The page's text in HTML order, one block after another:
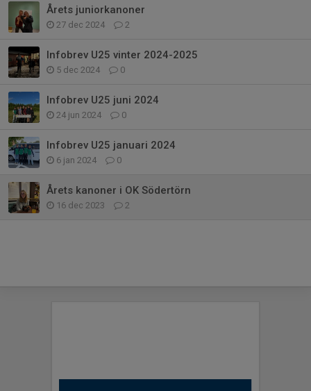
Årets juniorkanoner
27 dec 2024 2
Infobrev U25 vinter 2024-2025
5 dec 2024 0
Infobrev U25 juni 2024
24 jun 2024 0
Infobrev U25 januari 2024
6 jan 2024 0
Årets kanoner i OK Södertörn
16 dec 2023 2